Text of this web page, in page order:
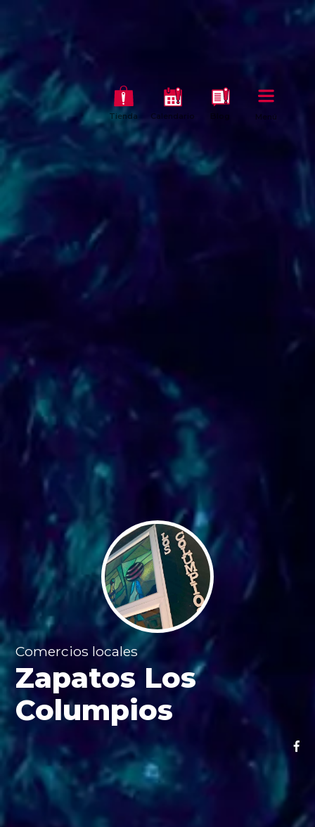
Tienda Calendario Menú
Comercios locales
Zapatos Los
Columpios